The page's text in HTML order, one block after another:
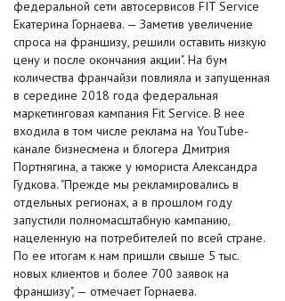
федеральной сети автосервисов FIT Service
Екатерина Горнаева. — Заметив увеличение
спроса на франшизу, решили оставить низкую
цену и после окончания акции". На бум
количества франчайзи повлияла и запущенная
в середине 2018 года федеральная
маркетинговая кампания Fit Service. В нее
входила в том числе реклама на YouTube-
канале бизнесмена и блогера Дмитрия
Портнягина, а также у юмориста Александра
Гудкова. "Прежде мы рекламировались в
отдельных регионах, а в прошлом году
запустили полномасштабную кампанию,
нацеленную на потребителей по всей стране.
По ее итогам к нам пришли свыше 5 тыс.
новых клиентов и более 700 заявок на
франшизу", — отмечает Горнаева.